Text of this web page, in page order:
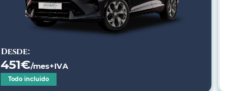
Desde:
451€/mes+IVA
Todo incluido